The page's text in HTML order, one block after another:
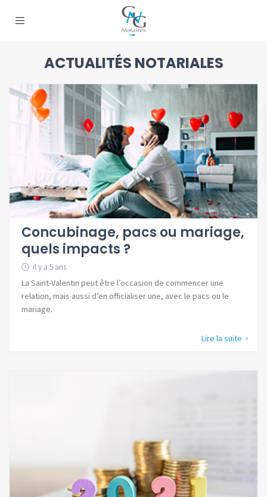
ACTUALITÉS NOTARIALES
Concubinage, pacs ou mariage,
quels impacts ?
il y a 5 ans
La Saint-Valentin peut être l’occasion de commencer une
relation, mais aussi d’en officialiser une, avec le pacs ou le
mariage.
Lire la suite